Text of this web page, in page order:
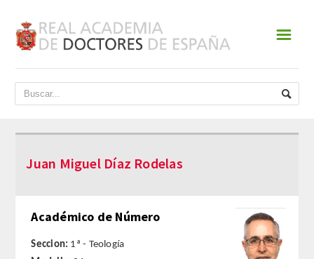
ACADEMIA
DATOS HISTÓRICOS
HISTORIA
JUNTA DE GOBIERNO
☰
Juan Miguel Díaz Rodelas
Académico de Número
Seccion: 1ª - Teología